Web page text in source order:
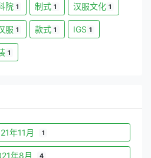
院 1 制式 1 汉服文化 1
服 1 款式 1 IGS 1
1
年11月 1
年8月 4